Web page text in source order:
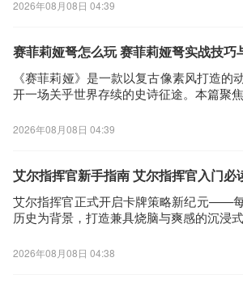
2026年08月08日 04:39
赛菲莉娅弩怎么玩 赛菲莉娅弩实战技巧
《赛菲莉娅》是一款以复古像素风打造
开一场关乎世界存续的史诗征途。本篇聚
2026年08月08日 04:39
艾尔指挥官新手指南 艾尔指挥官入门必
艾尔指挥官正式开启卡牌策略新纪元——
历史为背景，打造兼具烧脑与爽感的沉浸
2026年08月08日 04:38